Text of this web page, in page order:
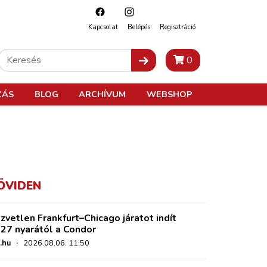
Kapcsolat Belépés Regisztráció
0
BLOG ARCHÍVUM WEBSHOP
Frankfurt–Chicago járatot indít
nyarától a Condor
· 2026.08.06. 11:50